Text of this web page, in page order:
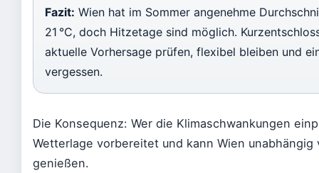
Fazit: Wien hat im Sommer angenehme
21 °C, doch Hitzetage sind möglich.
aktuelle Vorhersage prüfen, flexibel bleiben und
vergessen.
Die Konsequenz: Wer die Klimaschwankungen
Wetterlage vorbereitet und kann Wien unabhängig
genießen.